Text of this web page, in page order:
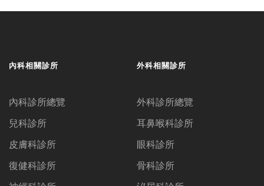
內科相關診所
內科診所總覽
兒科診所
皮膚科診所
復健科診所
外科相關診所
外科診所總覽
耳鼻喉科診所
眼科診所
骨科診所